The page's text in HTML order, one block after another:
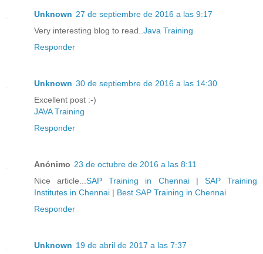
Unknown 27 de septiembre de 2016 a las 9:17
Very interesting blog to read..Java Training
Responder
Unknown 30 de septiembre de 2016 a las 14:30
Excellent post :-)
JAVA Training
Responder
Anónimo 23 de octubre de 2016 a las 8:11
Nice article...SAP Training in Chennai| SAP Training
Institutes in Chennai | Best SAP Training in Chennai
Responder
Unknown 19 de abril de 2017 a las 7:37